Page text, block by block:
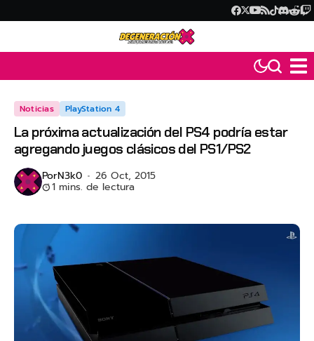
Noticias PlayStation 4
La próxima actualización del PS4 podría estar
agregando juegos clásicos del PS1/PS2
PorN3k0 26 Oct, 2015
1 mins. de lectura